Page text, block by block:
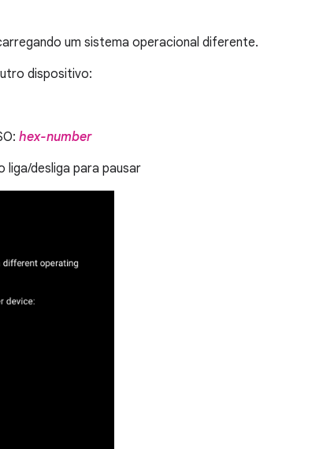
um sistema operacional diferente.
dispositivo:
hex-number
liga/desliga para pausar